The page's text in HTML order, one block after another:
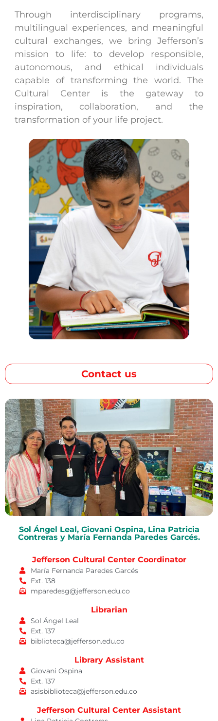
Through interdisciplinary programs,
multilingual experiences, and meaningful
cultural exchanges, we bring Jefferson’s
mission to life: to develop responsible,
autonomous, and ethical individuals
capable of transforming the world. The
Cultural Center is the gateway to
inspiration, collaboration, and the
transformation of your life project.
Contact us
Sol Ángel Leal, Giovani Ospina, Lina Patricia
Contreras y María Fernanda Paredes Garcés.
Jefferson Cultural Center Coordinator
María Fernanda Paredes Garcés
Ext. 138
mparedesg@jefferson.edu.co
Librarian
Sol Ángel Leal
Ext. 137
biblioteca@jefferson.edu.co
Library Assistant
Giovani Ospina
Ext. 137
asisbiblioteca@jefferson.edu.co
Jefferson Cultural Center Assistant